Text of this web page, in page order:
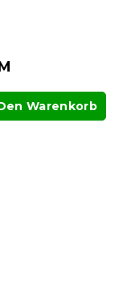
Warenkorb